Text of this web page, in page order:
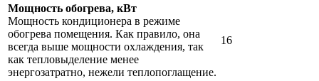
Мощность обогрева, кВт
Мощность кондиционера в режиме
обогрева помещения. Как правило, она
всегда выше мощности охлаждения, так
как тепловыделение менее
энергозатратно, нежели теплопоглащение.
16